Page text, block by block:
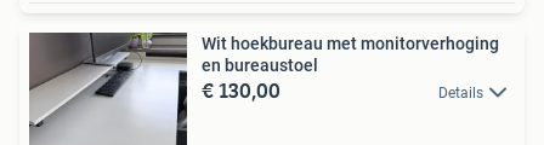
Wit hoekbureau met monitorverhoging
en bureaustoel
€ 130,00 Details